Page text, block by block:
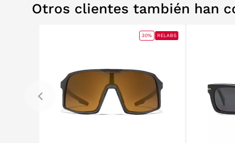
Otros clientes también han
30% RELABS